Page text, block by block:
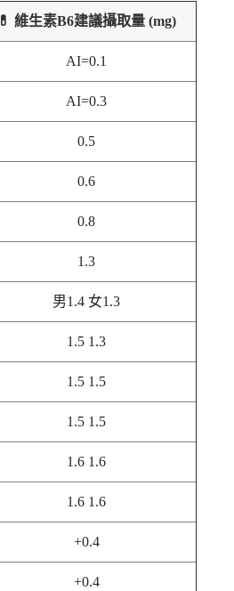
💊 維生素B6建議攝取量 (mg)
AI=0.1
AI=0.3
0.5
0.6
0.8
1.3
男1.4 女1.3
1.5 1.3
1.5 1.5
1.5 1.5
1.6 1.6
1.6 1.6
+0.4
+0.4